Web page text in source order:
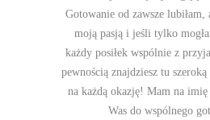
Gotowanie od zawsze lubiłam,
moją pasją i jeśli tylko
każdy posiłek wspólnie z
pewnością znajdziesz tu
na każdą okazję! Mam na imię
Was do wspólnego